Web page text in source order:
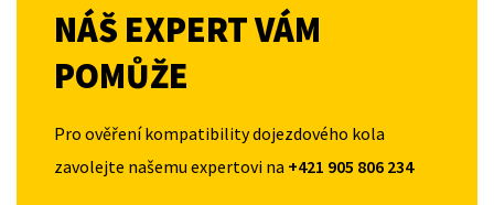
NÁŠ EXPERT VÁM
POMŮŽE
Pro ověření kompatibility dojezdového kola
zavolejte našemu expertovi na +421 905 806 234